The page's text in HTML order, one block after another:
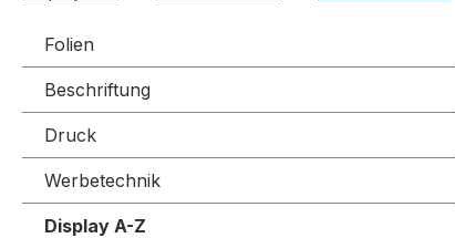
Folien
Beschriftung
Druck
Werbetechnik
Display A-Z